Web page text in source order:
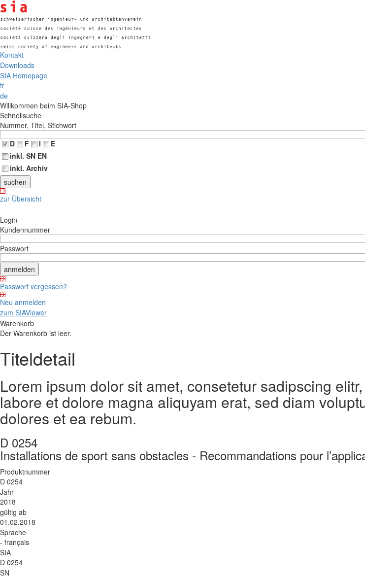
Kontakt
Downloads
SIA Homepage
fr
de
Willkommen beim SIA-Shop
Schnellsuche
Nummer, Titel, Stichwort
D
F I
E
inkl. SN EN
inkl. Archiv
zur Übersicht
Login
Kundennummer
Passwort
Passwort vergessen?
Neu anmelden
zum SIAViewer
Warenkorb
Der Warenkorb ist leer.
Titeldetail
Lorem ipsum dolor sit amet, consetetur sadipscing
labore et dolore magna aliquyam erat, sed diam
dolores et ea rebum.
D 0254
Installations de sport sans obstacles - Recommandations pour
Produktnummer
D 0254
Jahr
2018
gültig ab
01.02.2018
Sprache
- français
SIA
D 0254
SN